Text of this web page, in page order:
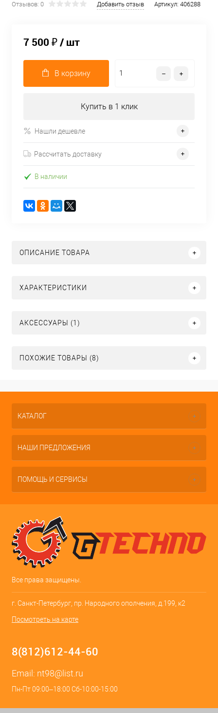
Отзывов: 0 Добавить отзыв Артикул: 406288
7 500 ₽/ шт
В корзину
Купить в 1 клик
Нашли дешевле
Рассчитать доставку
В наличии
ОПИСАНИЕ ТОВАРА
ХАРАКТЕРИСТИКИ
АКСЕССУАРЫ (1)
ПОХОЖИЕ ТОВАРЫ (8)
КАТАЛОГ
НАШИ ПРЕДЛОЖЕНИЯ
ПОМОЩЬ И СЕРВИСЫ
Все права защищены.
г. Санкт-Петербург, пр. Народного ополчения, д.199, к2
Посмотреть на карте
8(812)612-44-60
Email: nt98@list.ru
Пн-Пт 09:00–18:00 Сб-10:00-15:00